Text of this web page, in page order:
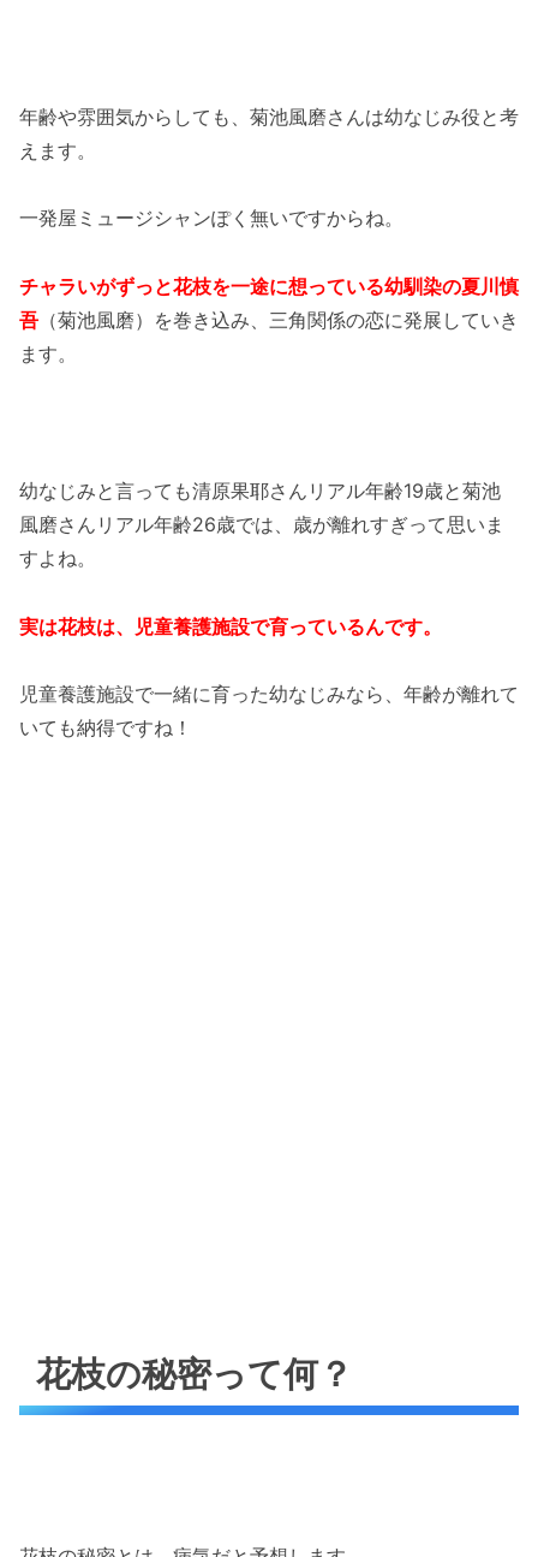
年齢や雰囲気からしても、菊池風磨さんは幼なじみ役と考
えます。
一発屋ミュージシャンぽく無いですからね。
チャラいがずっと花枝を一途に想っている幼馴染の夏川慎
吾 （菊池風磨）を巻き込み、三角関係の恋に発展していき
ます。
幼なじみと言っても清原果耶さんリアル年齢19歳と菊池
風磨さんリアル年齢26歳では、歳が離れすぎって思いま
すよね。
実は花枝は、児童養護施設で育っているんです。
児童養護施設で一緒に育った幼なじみなら、年齢が離れて
いても納得ですね！
花枝の秘密って何？